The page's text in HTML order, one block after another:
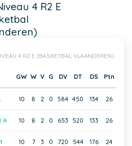
4 R2 E
4 R2 E (BASKETBAL VLAANDEREN)
GW W V G DV DT DS Ptn
10 8 2 0 584 450 134 26
A 10 8 2 0 653 520 133 26
10 7 3 0 720 544 176 24